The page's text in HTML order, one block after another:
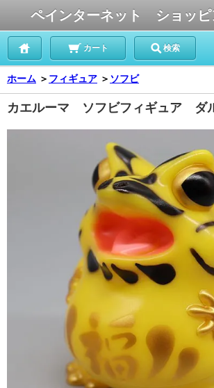
ペインターネット ショッピ
カート 検索
ホーム ＞ フィギュア ＞ ソフビ
カエルーマ ソフビフィギュア ダ